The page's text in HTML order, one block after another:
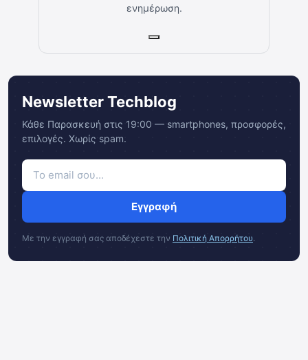
ενημέρωση.
Newsletter Techblog
Κάθε Παρασκευή στις 19:00 — smartphones, προσφορές,
επιλογές. Χωρίς spam.
Εγγραφή
Με την εγγραφή σας αποδέχεστε την Πολιτική Απορρήτου.